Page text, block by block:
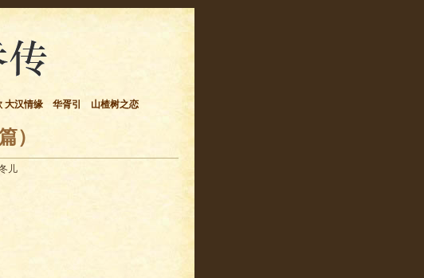
大汉情缘 华胥引 山楂树之恋
）
儿